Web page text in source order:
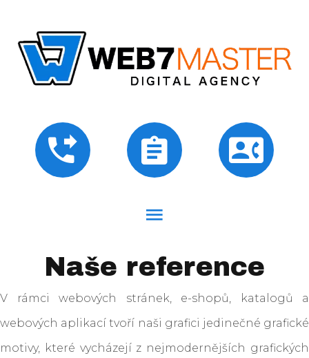
Naše reference
V rámci webových stránek, e-shopů, katalogů a
webových aplikací tvoří naši grafici jedinečné grafické
motivy, které vycházejí z nejmodernějších grafických